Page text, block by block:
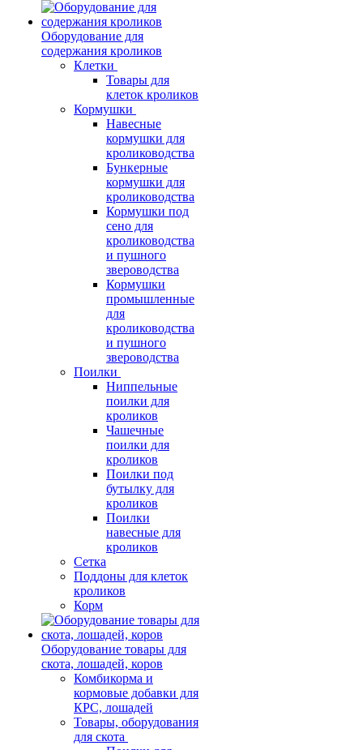
Оборудование для
содержания кроликов
Клетки
Товары для
клеток кроликов
Кормушки
Навесные
кормушки для
кролиководства
Бункерные
кормушки для
кролиководства
Кормушки под
сено для
кролиководства
и пушного
звероводства
Кормушки
промышленные
для
кролиководства
и пушного
звероводства
Поилки
Ниппельные
поилки для
кроликов
Чашечные
поилки для
кроликов
Поилки под
бутылку для
кроликов
Поилки
навесные для
кроликов
Сетка
Поддоны для клеток
кроликов
Корм
Оборудование товары для
скота, лошадей, коров
Комбикорма и
кормовые добавки для
КРС, лошадей
Товары, оборудования
для скота